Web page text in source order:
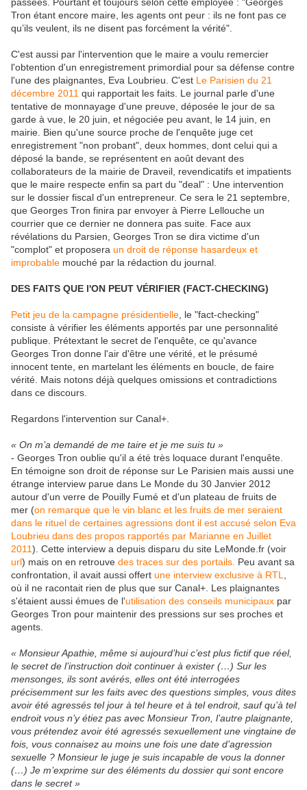
Tron étant encore maire, les agents ont peur : ils ne font pas ce
qu’ils veulent, ils ne disent pas forcément la vérité".
C'est aussi par l'intervention que le maire a voulu remercier
l'obtention d'un enregistrement primordial pour sa défense contre
l'une des plaignantes, Eva Loubrieu. C'est Le Parisien du 21
décembre 2011 qui rapportait les faits. Le journal parle d'une
tentative de monnayage d'une preuve, déposée le jour de sa
garde à vue, le 20 juin, et négociée peu avant, le 14 juin, en
mairie. Bien qu'une source proche de l'enquête juge cet
enregistrement "non probant", deux hommes, dont celui qui a
déposé la bande, se représentent en août devant des
collaborateurs de la mairie de Draveil, revendicatifs et impatients
que le maire respecte enfin sa part du "deal" : Une intervention
sur le dossier fiscal d'un entrepreneur. Ce sera le 21 septembre,
que Georges Tron finira par envoyer à Pierre Lellouche un
courrier que ce dernier ne donnera pas suite. Face aux
révélations du Parsien, Georges Tron se dira victime d'un
"complot" et proposera un droit de réponse hasardeux et
improbable mouché par la rédaction du journal.
DES FAITS QUE l'ON PEUT VÉRIFIER (FACT-CHECKING)
Petit jeu de la campagne présidentielle , le "fact-checking"
consiste à vérifier les éléments apportés par une personnalité
publique. Prétextant le secret de l'enquête, ce qu'avance
Georges Tron donne l'air d'être une vérité, et le présumé
innocent tente, en martelant les éléments en boucle, de faire
vérité. Mais notons déjà quelques omissions et contradictions
dans ce discours.
Regardons l'intervention sur Canal+.
« On m’a demandé de me taire et je me suis tu »
- Georges Tron oublie qu'il a été très loquace durant l'enquête.
En témoigne son droit de réponse sur Le Parisien mais aussi une
étrange interview parue dans Le Monde du 30 Janvier 2012
autour d'un verre de Pouilly Fumé et d'un plateau de fruits de
mer (on remarque que le vin blanc et les fruits de mer seraient
dans le rituel de certaines agressions dont il est accusé selon Eva
Loubrieu dans des propos rapportés par Marianne en Juillet
2011). Cette interview a depuis disparu du site LeMonde.fr (voir
url) mais on en retrouve des traces sur des portails. Peu avant sa
confrontation, il avait aussi offert une interview exclusive à RTL
où il ne racontait rien de plus que sur Canal+. Les plaignantes
s'étaient aussi émues de l'utilisation des conseils municipaux par
Georges Tron pour maintenir des pressions sur ses proches et
agents.
« Monsieur Apathie, même si aujourd’hui c’est plus fictif que réel,
le secret de l’instruction doit continuer à exister (…) Sur les
mensonges, ils sont avérés, elles ont été interrogées
précisemment sur les faits avec des questions simples, vous dites
avoir été agressés tel jour à tel heure et à tel endroit, sauf qu’à tel
endroit vous n’y étiez pas avec Monsieur Tron, l’autre plaignante,
vous prétendez avoir été agressés sexuellement une vingtaine de
fois, vous connaisez au moins une fois une date d’agression
sexuelle ? Monsieur le juge je suis incapable de vous la donner
(…) Je m’exprime sur des éléments du dossier qui sont encore
dans le secret »